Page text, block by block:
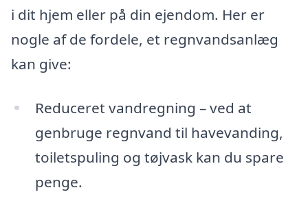
i dit hjem eller på din ejendom. Her er
nogle af de fordele, et regnvandsanlæg
kan give:
Reduceret vandregning – ved at
genbruge regnvand til havevanding,
toiletspuling og tøjvask kan du spare
penge.